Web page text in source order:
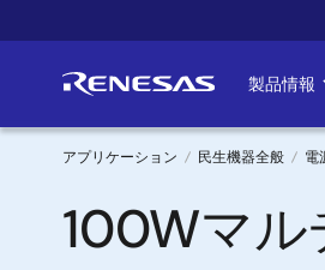
イ
ン
製品情報
パ
アプリケーション 民生機器全般 電
100Wマル